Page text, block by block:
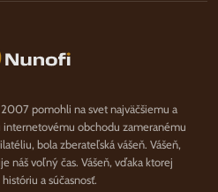
Nunofi.sk
pomohli na svet najväčšiemu a
obchodu zameranému
bola zberateľská vášeň. Vášeň,
náš voľný čas. Vášeň, vďaka ktorej
a súčasnosť.